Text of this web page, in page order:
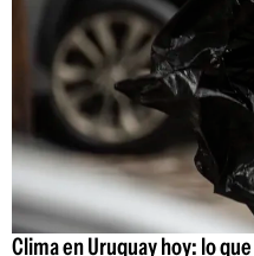
Clima en Uruguay hoy: lo